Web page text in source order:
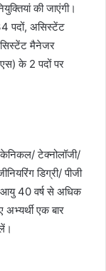
की जाएंगी।
पदों, असिस्टेंट
मैनेजर
के 2 पदों पर
टेक्नोलॉजी/
डिग्री/ पीजी
आयु 40 वर्ष से अधिक
अभ्यर्थी एक बार